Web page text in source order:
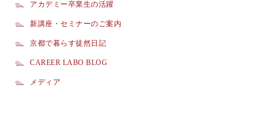
アカデミー卒業生の活躍
新講座・セミナーのご案内
京都で暮らす徒然日記
CAREER LABO BLOG
メディア